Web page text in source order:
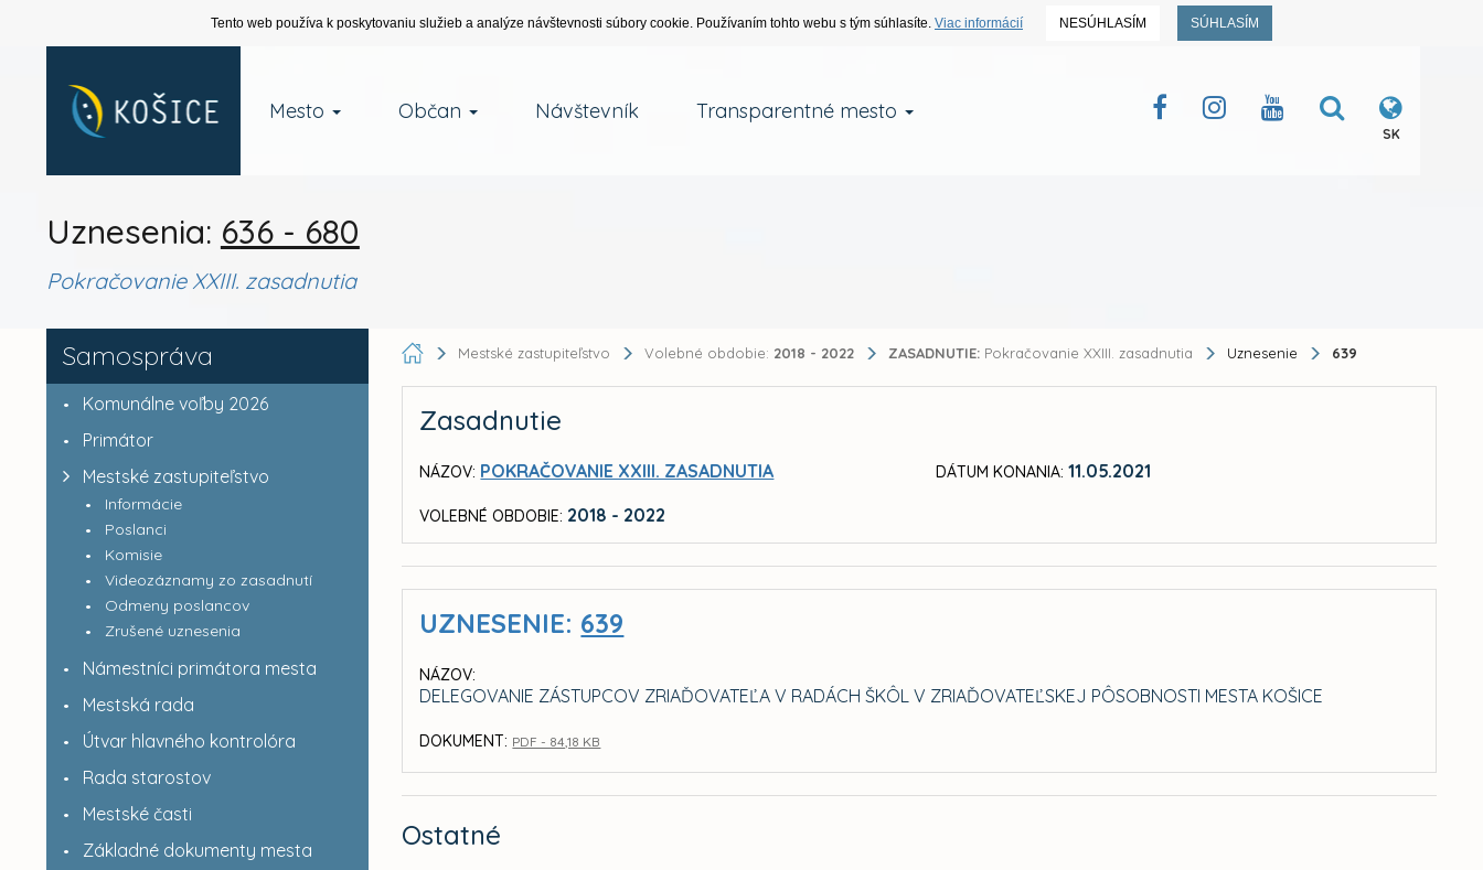
Tento web používa k poskytovaniu služieb a analýze návštevnosti súbory cookie. Používaním tohto webu s tým súhlasíte. Viac informácií NESÚHLASÍM SÚHLASÍM
Mesto Občan Návštevník Transparentné mesto
SK
Uznesenia: 636 - 680
Pokračovanie XXIII. zasadnutia
Samospráva
Komunálne voľby 2026
Primátor
Mestské zastupiteľstvo
Informácie
Poslanci
Komisie
Videozáznamy zo zasadnutí
Odmeny poslancov
Zrušené uznesenia
Námestníci primátora mesta
Mestská rada
Útvar hlavného kontrolóra
Rada starostov
Mestské časti
Základné dokumenty mesta
Mestské zastupiteľstvo Volebné obdobie: 2018 - 2022 ZASADNUTIE: Pokračovanie XXIII. zasadnutia Uznesenie 639
Zasadnutie
NÁZOV: POKRAČOVANIE XXIII. ZASADNUTIA
VOLEBNÉ OBDOBIE: 2018 - 2022
DÁTUM KONANIA: 11.05.2021
UZNESENIE: 639
NÁZOV:
DELEGOVANIE ZÁSTUPCOV ZRIAĎOVATEĽA V RADÁCH ŠKÔL V ZRIAĎOVATEĽSKEJ PÔSOBNOSTI MESTA KOŠICE
DOKUMENT: PDF - 84,18 KB
Ostatné